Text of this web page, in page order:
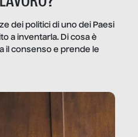
dei politici di uno dei Paesi
a inventarla. Di cosa è
il consenso e prende le